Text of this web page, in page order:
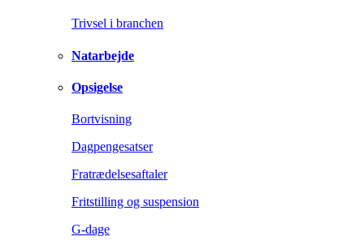
Trivsel i branchen
Natarbejde
Opsigelse
Bortvisning
Dagpengesatser
Fratrædelsesaftaler
Fritstilling og suspension
G-dage